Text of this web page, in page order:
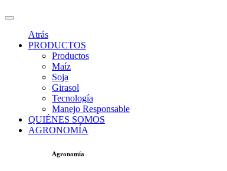
Atrás
PRODUCTOS
Productos
Maíz
Soja
Girasol
Tecnología
Manejo Responsable
QUIÉNES SOMOS
AGRONOMÍA
Agronomía